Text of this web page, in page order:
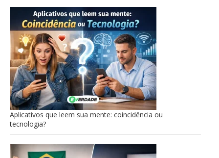
Aplicativos que leem sua mente: coincidência ou
tecnologia?